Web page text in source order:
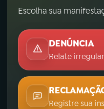
Escolha sua
DENÚNCIA
Relate
Registre sua